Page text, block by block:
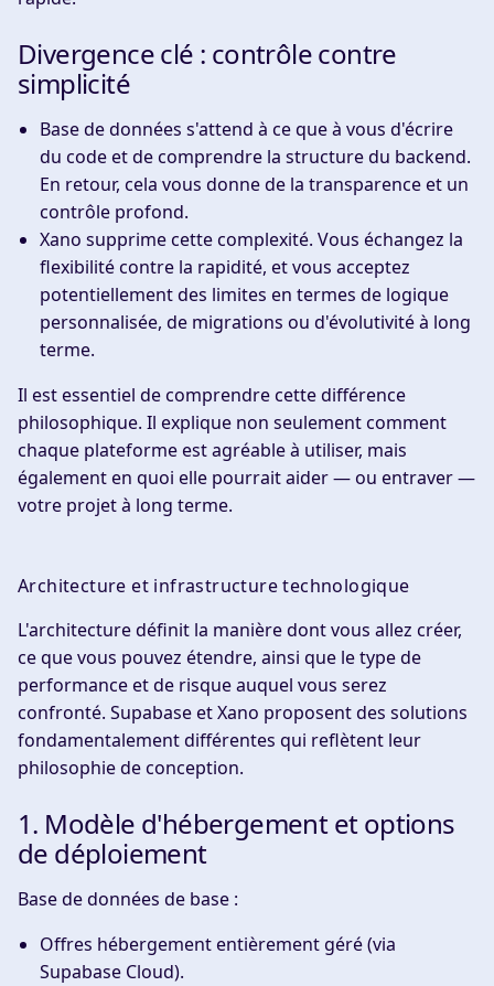
Divergence clé : contrôle contre
simplicité
Base de données s'attend à ce queà vous d'écrire
du code et de comprendre la structure du backend.
En retour, cela vous donne de la transparence et un
contrôle profond.
Xano supprimecette complexité. Vous échangez la
flexibilité contre la rapidité, et vous acceptez
potentiellement des limites en termes de logique
personnalisée, de migrations ou d'évolutivité à long
terme.
Il est essentiel de comprendre cette différence
philosophique. Il explique non seulement comment
chaque plateforme est agréable à utiliser, mais
également en quoi elle pourrait aider — ou entraver —
votre projet à long terme.
Architecture et infrastructure technologique
L'architecture définit la manière dont vous allez créer,
ce que vous pouvez étendre, ainsi que le type de
performance et de risque auquel vous serez
confronté. Supabase et Xano proposent des solutions
fondamentalement différentes qui reflètent leur
philosophie de conception.
1. Modèle d'hébergement et options
de déploiement
Base de données de base :
Offres hébergement entièrement géré(via
Supabase Cloud).